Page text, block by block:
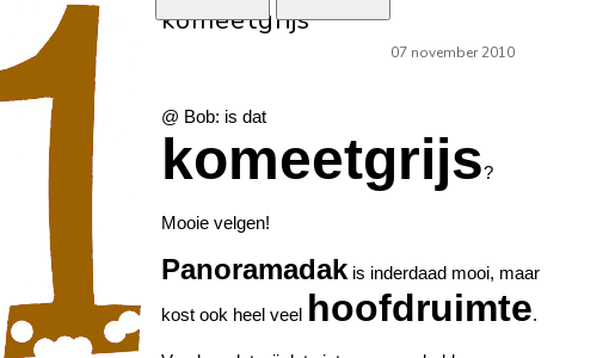
komeetgrijs
07 november 2010
@ Bob: is dat
komeetgrijs?
Mooie velgen!
Panoramadak is inderdaad mooi, maar
kost ook heel veel hoofdruimte.